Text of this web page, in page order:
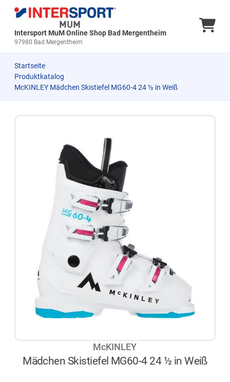
Intersport MuM Online Shop Bad Mergentheim
97980 Bad Mergentheim
Startseite
Produktkatalog
McKINLEY Mädchen Skistiefel MG60-4 24 ½ in Weiß
McKINLEY
Mädchen Skistiefel MG60-4 24 ½ in Weiß